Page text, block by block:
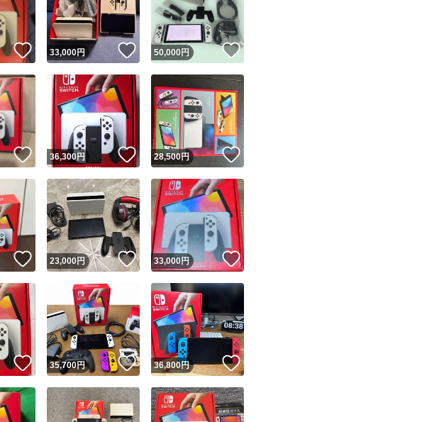
スピード＆安心発送
このユーザーは高頻度で24時間以内＆設定した発送日数内に発送してい
ます
スピード発送 このユーザーは高頻度で24時間以内に発送しています
安心発送 このユーザーは設定した発送日数内に発送しています
いいね！
33,000円 いいね！
50,000円 いいね！
いいね！
36,300円 いいね！
28,500円
いいね！
23,000円 いいね！
33,000円 いいね！
いいね！
35,700円 いいね！
36,800円 いいね！